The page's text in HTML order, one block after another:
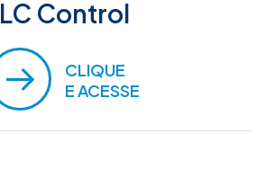
LC Control
CLIQUE
E ACESSE